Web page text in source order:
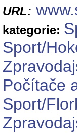
URL:
kategorie:
Sport/
Počítače
Sport/